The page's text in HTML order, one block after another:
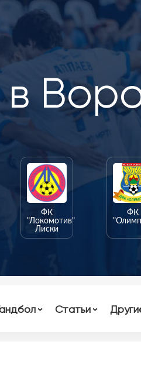
в
ФК
"Локомотив"
Лиски
ФК
Статьи